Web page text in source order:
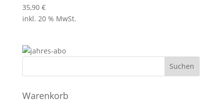
35,90 €
inkl. 20 % MwSt.
Warenkorb